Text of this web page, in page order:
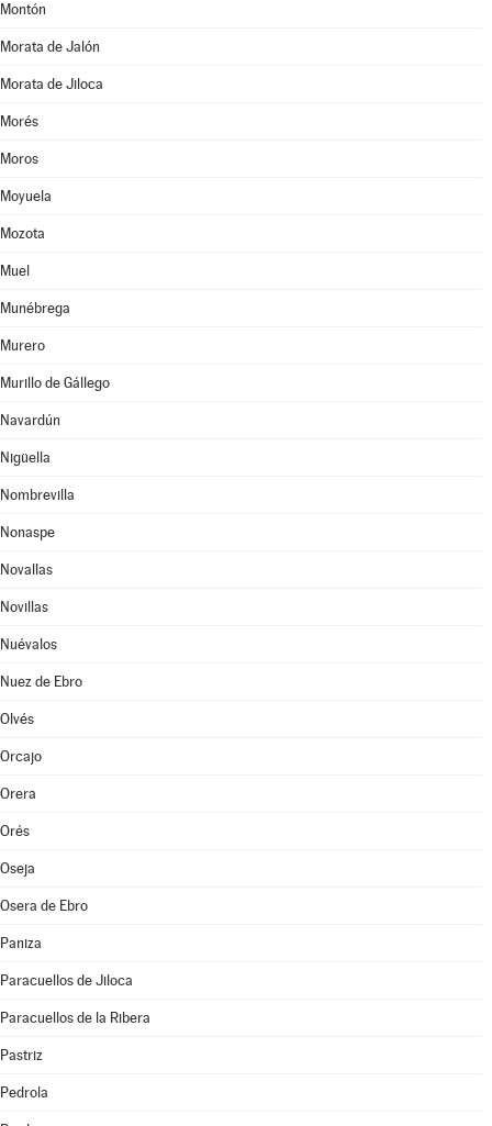
Montón
Morata de Jalón
Morata de Jiloca
Morés
Moros
Moyuela
Mozota
Muel
Munébrega
Murero
Murillo de Gállego
Navardún
Nigüella
Nombrevilla
Nonaspe
Novallas
Novillas
Nuévalos
Nuez de Ebro
Olvés
Orcajo
Orera
Orés
Oseja
Osera de Ebro
Paniza
Paracuellos de Jiloca
Paracuellos de la Ribera
Pastriz
Pedrola